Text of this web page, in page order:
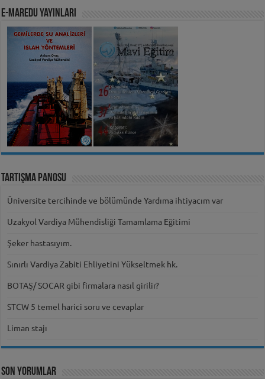
e-MarEdu Yayınları
Tartışma Panosu
Üniversite tercihinde ve bölümünde Yardıma ihtiyacım var
Uzakyol Vardiya Mühendisliği Tamamlama Eğitimi
Şeker hastasıyım.
Sınırlı Vardiya Zabiti Ehliyetini Yükseltmek hk.
BOTAŞ/ SOCAR gibi firmalara nasıl girilir?
STCW 5 temel harici soru ve cevaplar
Liman stajı
Son Yorumlar